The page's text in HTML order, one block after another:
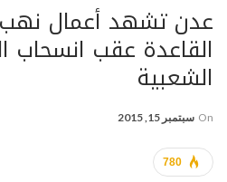
عدن تشهد أعمال نهب
القاعدة عقب انسحاب
الشعبية
On سبتمبر 15, 2015
780